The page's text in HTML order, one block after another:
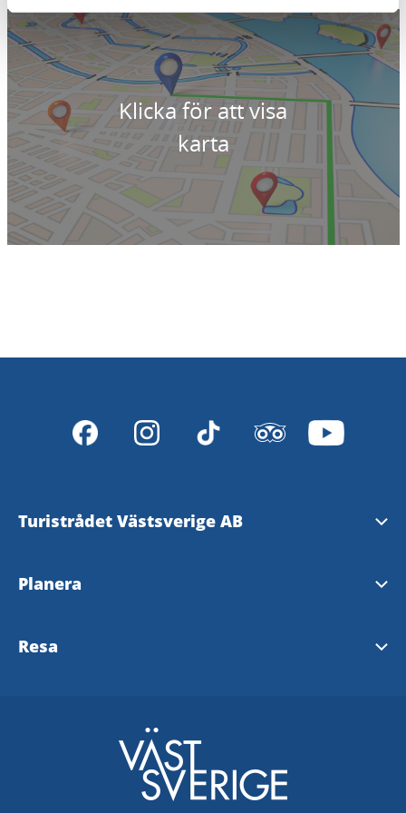
Klicka för att visa
karta
Turistrådet Västsverige AB
Tipsa om evenemang
Turistrådet Västsverige AB
Planera
Nyhetsbrev från Västsverige
Tillgänglighetsguide - TD
Resa